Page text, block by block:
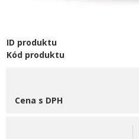
ID produktu
Kód produktu
Cena s DPH